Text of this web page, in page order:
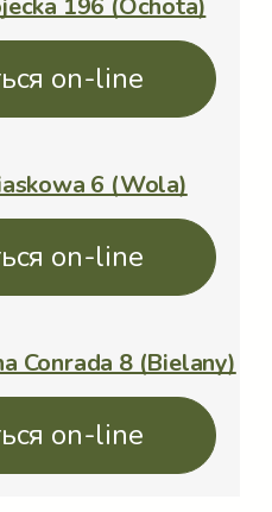
с
лаком
стоит 230
обработку
лаком.
при
требуется более
механически
или
196 (Ochota)
on-line
6 (Wola)
on-line
Conrada 8 (Bielany)
on-line